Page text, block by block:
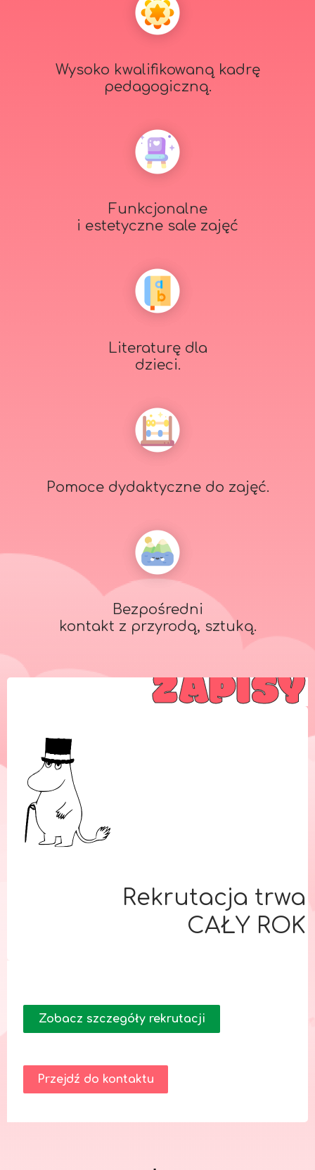
Wysoko kwalifikowaną kadrę
pedagogiczną.
Funkcjonalne
i estetyczne sale zajęć
Literaturę dla
dzieci.
Pomoce dydaktyczne do zajęć.
Bezpośredni
kontakt z przyrodą, sztuką.
ZAPISY
Rekrutacja trwa
CAŁY ROK
Zobacz szczegóły rekrutacji
Przejdź do kontaktu